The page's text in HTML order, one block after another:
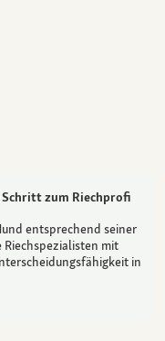
zum Riechprofi
entsprechend seiner
Riechspezialisten mit
in